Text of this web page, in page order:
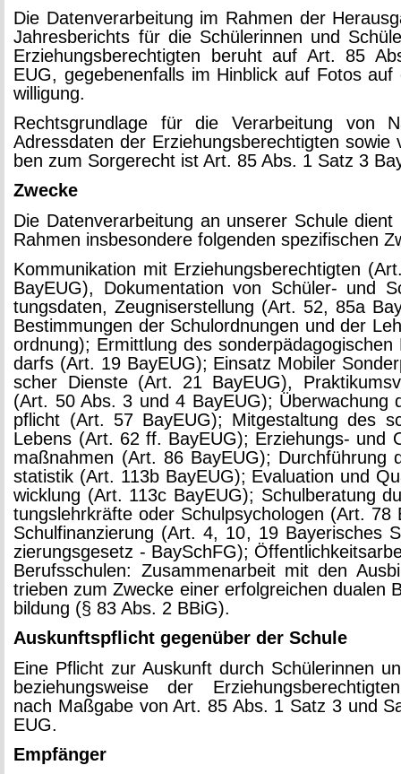
Die Da­ten­ver­ar­bei­tung im Rah­men der
Jah­res­be­richts für die Schü­le­rin­nen und
Er­zie­hungs­be­rech­tig­ten be­ruht auf Art. 85
EUG, ge­ge­be­nen­falls im Hin­blick auf Fotos
wil­li­gung.
Rechts­grund­la­ge für die Ver­ar­bei­tung von
Adress­da­ten der Er­zie­hungs­be­rech­tig­ten sowie
ben zum Sor­ge­recht ist Art. 85 Abs. 1 Satz 3
Zwe­cke
Die Da­ten­ver­ar­bei­tung an un­se­rer Schu­le dient
Rah­men ins­be­son­de­re fol­gen­den spe­zi­fi­schen
Kom­mu­ni­ka­ti­on mit Er­zie­hungs­be­rech­tig­ten
Ba­y­EUG), Do­ku­men­ta­ti­on von Schü­ler- und
tungs­da­ten, Zeug­nis­er­stel­lung (Art. 52, 85a
Be­stim­mun­gen der Schul­ord­nun­gen und der
ord­nung); Er­mitt­lung des
darfs (Art. 19 Ba­y­EUG); Ein­satz Mo­bi­ler
scher Diens­te (Art. 21 Ba­y­EUG),
(Art. 50 Abs. 3 und 4 Ba­y­EUG); Über­wa­chung
pflicht (Art. 57 Ba­y­EUG); Mit­ge­stal­tung des
Le­bens (Art. 62 ff. Ba­y­EUG); Er­zie­hungs- und
maß­nah­men (Art. 86 Ba­y­EUG); Durch­füh­rung
sta­tis­tik (Art. 113b Ba­y­EUG); Eva­lua­ti­on und
wick­lung (Art. 113c Ba­y­EUG); Schul­be­ra­tung
tungs­lehr­kräf­te oder Schul­psy­cho­lo­gen (Art. 78
Schul­fi­nan­zie­rung (Art. 4, 10, 19 Baye­ri­sches
zie­rungs­ge­setz - Bay­SchFG);
Be­rufs­schu­len: Zu­sam­men­ar­beit mit den
trie­ben zum Zwe­cke einer er­folg­rei­chen dua­len
bil­dung (§ 83 Abs. 2 BBiG).
Aus­kunfts­pflicht ge­gen­über der Schu­le
Eine Pflicht zur Aus­kunft durch Schü­le­rin­nen
be­zie­hungs­wei­se der
nach Maß­ga­be von Art. 85 Abs. 1 Satz 3 und
EUG.
Emp­fän­ger